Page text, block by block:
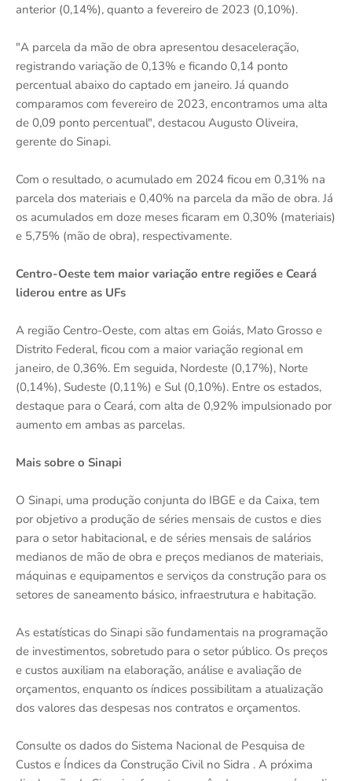
anterior (0,14%), quanto a fevereiro de 2023 (0,10%).
"A parcela da mão de obra apresentou desaceleração,
registrando variação de 0,13% e ficando 0,14 ponto
percentual abaixo do captado em janeiro. Já quando
comparamos com fevereiro de 2023, encontramos uma alta
de 0,09 ponto percentual", destacou Augusto Oliveira,
gerente do Sinapi.
Com o resultado, o acumulado em 2024 ficou em 0,31% na
parcela dos materiais e 0,40% na parcela da mão de obra. Já
os acumulados em doze meses ficaram em 0,30% (materiais)
e 5,75% (mão de obra), respectivamente.
Centro-Oeste tem maior variação entre regiões e Ceará
liderou entre as UFs
A região Centro-Oeste, com altas em Goiás, Mato Grosso e
Distrito Federal, ficou com a maior variação regional em
janeiro, de 0,36%. Em seguida, Nordeste (0,17%), Norte
(0,14%), Sudeste (0,11%) e Sul (0,10%). Entre os estados,
destaque para o Ceará, com alta de 0,92% impulsionado por
aumento em ambas as parcelas.
Mais sobre o Sinapi
O Sinapi, uma produção conjunta do IBGE e da Caixa, tem
por objetivo a produção de séries mensais de custos e dies
para o setor habitacional, e de séries mensais de salários
medianos de mão de obra e preços medianos de materiais,
máquinas e equipamentos e serviços da construção para os
setores de saneamento básico, infraestrutura e habitação.
As estatísticas do Sinapi são fundamentais na programação
de investimentos, sobretudo para o setor público. Os preços
e custos auxiliam na elaboração, análise e avaliação de
orçamentos, enquanto os índices possibilitam a atualização
dos valores das despesas nos contratos e orçamentos.
Consulte os dados do Sistema Nacional de Pesquisa de
Custos e Índices da Construção Civil no Sidra . A próxima